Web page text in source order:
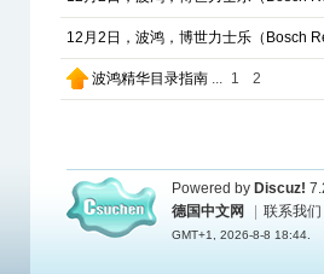
12月2日，波鸿，博世力士乐（Bosch
波鸿精华目录指南 ... 1 2
Powered by Discuz!
德国中文网
联系我们
GMT+1, 2026-8-8 18:44.